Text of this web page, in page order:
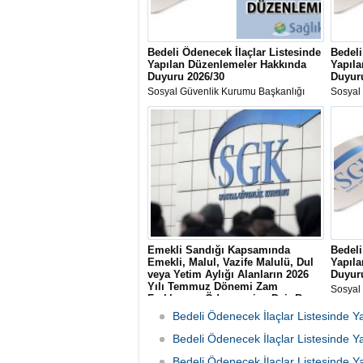
Bedeli Ödenecek İlaçlar Listesinde
Yapılan Düzenlemeler Hakkında
Duyuru 2026/30
Sosyal Güvenlik Kurumu Başkanlığı
tarafından "Bedeli Ödenecek İlaçlar
Listesinde Yapılan Düzenlemeler-
2026/30" konulu duyuru yayımlandı.
Sosyal
2026/
Emekli Sandığı Kapsamında
Emekli, Malul, Vazife Malulü, Dul
veya Yetim Aylığı Alanların 2026
Yılı Temmuz Dönemi Zam
Farklarının Ödenmesine Dair Basın
Duyurusu
Sosyal Güvenlik Kurumu Başkanlığı
tarafından Emekli Sandığı Kapsamında
Sosyal
2026/
Bedeli Ödenecek İlaçlar Listesinde
Bedeli Ödenecek İlaçlar Listesinde